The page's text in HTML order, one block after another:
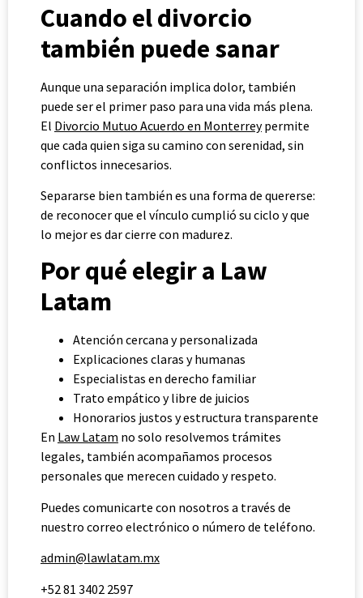
Cuando el divorcio
también puede sanar
Aunque una separación implica dolor, también
puede ser el primer paso para una vida más plena.
El Divorcio Mutuo Acuerdo en Monterreypermite
que cada quien siga su camino con serenidad, sin
conflictos innecesarios.
Separarse bien también es una forma de quererse:
de reconocer que el vínculo cumplió su ciclo y que
lo mejor es dar cierre con madurez.
Por qué elegir a Law
Latam
Atención cercana y personalizada
Explicaciones claras y humanas
Especialistas en derecho familiar
Trato empático y libre de juicios
Honorarios justos y estructura transparente
En Law Latam no solo resolvemos trámites
legales, también acompañamos procesos
personales que merecen cuidado y respeto.
Puedes comunicarte con nosotros a través de
nuestro correo electrónico o número de teléfono.
admin@lawlatam.mx
+52 81 3402 2597